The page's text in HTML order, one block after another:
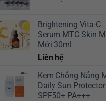
Brightening Vita-C
Serum MTC Skin
Mới 30ml
Liên hệ
Kem Chống Nắng
Daily Sun Protector
SPF50+ PA+++